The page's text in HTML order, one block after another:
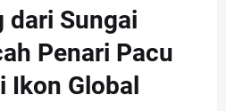
dari Sungai
Penari Pacu
Global